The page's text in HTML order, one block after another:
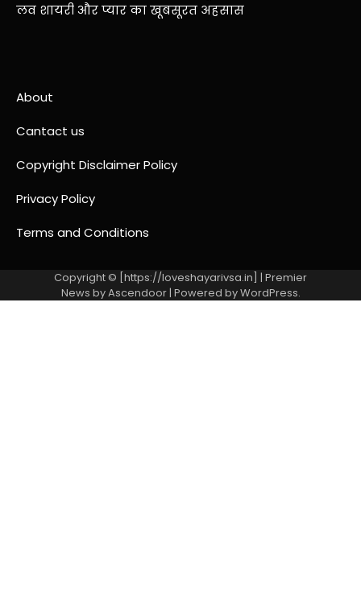
लव शायरी और प्यार का खूबसूरत अहसास
About
Cantact us
Copyright Disclaimer Policy
Privacy Policy
Terms and Conditions
Copyright © [https://loveshayarivsa.in] | Premier
News byAscendoor| Powered byWordPress.